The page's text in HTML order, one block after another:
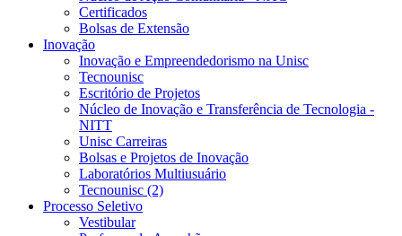
Certificados
Bolsas de Extensão
Inovação
Inovação e Empreendedorismo na Unisc
Tecnounisc
Escritório de Projetos
Núcleo de Inovação e Transferência de Tecnologia -
NITT
Unisc Carreiras
Bolsas e Projetos de Inovação
Laboratórios Multiusuário
Tecnounisc (2)
Processo Seletivo
Vestibular